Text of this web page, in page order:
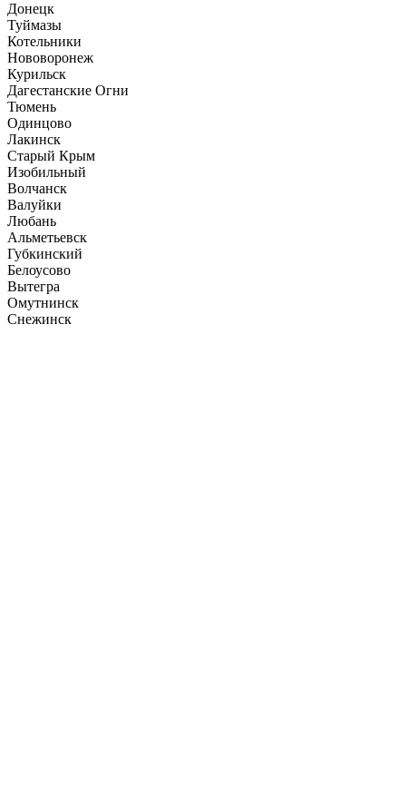
Донецк
Туймазы
Котельники
Нововоронеж
Курильск
Дагестанские Огни
Тюмень
Одинцово
Лакинск
Старый Крым
Изобильный
Волчанск
Валуйки
Любань
Альметьевск
Губкинский
Белоусово
Вытегра
Омутнинск
Снежинск